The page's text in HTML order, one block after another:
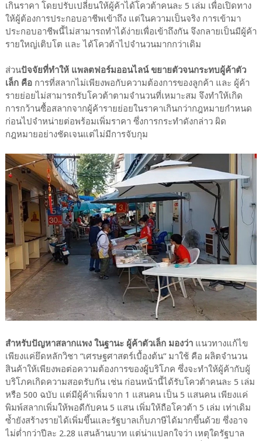
เกินราคา โดยปรับเปลี่ยนให้ผู้ค้าได้โควต้าคนละ 5 เล่ม เพื่อเปิดทาง
ให้ผู้ต้องการประกอบอาชีพเข้าถึง แต่ในความเป็นจริง การเข้ามา
ประกอบอาชีพนี้ไม่สามารถทำได้ง่ายเพื่อเข้าถึงกัน จึงกลายเป็นมีผู้ค้า
รายใหญ่เติบโต และ ได้โควต้าไปจำนวนมากกว่าเดิม
ส่วนปัจจัยที่ทำให้ แพลตฟอร์มออนไลน์ ขยายตัวจนกระทบผู้ค้าตัว
เล็ก คือการที่สลากไม่เพียงพอกับความต้องการของลูกค้า และ ผู้ค้า
รายย่อยไม่สามารถรับโควต้าตามจำนวนที่เหมาะสม จึงทำให้เกิด
การกว้านซื้อสลากจากผู้ค้ารายย่อยในราคาเกินกว่ากฎหมายกำหนด
ก่อนไปจำหน่ายต่อพร้อมเพิ่มราคา ซึ่งการกระทำดังกล่าว ผิด
กฎหมายอย่างชัดเจนแต่ไม่มีการจับกุม
สำหรับปัญหาสลากแพง ในฐานะ ผู้ค้าตัวเล็ก มองว่าแนวทางแก้ไข
เพียงแค่ยึดหลักวิชา “เศรษฐศาสตร์เบื้องต้น” มาใช้ คือ ผลิตจำนวน
สินค้าให้เพียงพอต่อความต้องการของผู้บริโภค ซึ่งจะทำให้ผู้ค้ากับผู้
บริโภคเกิดความสอดรับกัน เช่น ก่อนหน้านี้ได้รับโควต้าคนละ 5 เล่ม
หรือ 500 ฉบับ แต่มีผู้ค้าเพิ่มจาก 1 แสนคน เป็น 5 แสนคน เพียงแค่
พิมพ์สลากเพิ่มให้พอดีกับคน 5 แสน เพิ่มให้ถือโควต้า 5 เล่ม เท่าเดิม
ซ้ำยังสร้างรายได้เพิ่มขึ้นและรัฐบาลเก็บภาษีได้มากขึ้นด้วย ซึ่งอาจ
ไม่ต่ำกว่าปีละ 2.28 แสนล้านบาท แต่น่าแปลกใจว่า เหตุใดรัฐบาล